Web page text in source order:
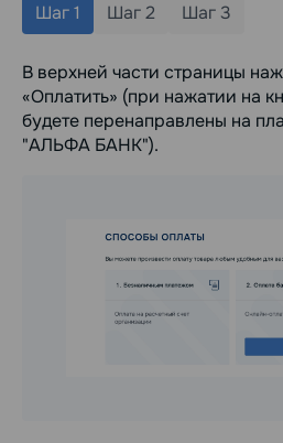
Шаг 1 Шаг 2 Шаг 3
В верхней части страницы
«Оплатить» (при нажатии на
будете перенаправлены на
"АЛЬФА БАНК").